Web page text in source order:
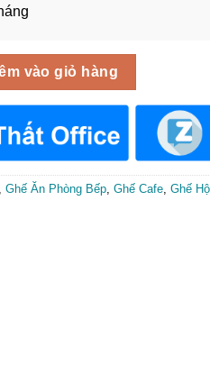
Văn Phòng GCF-097 số lượng
vào giỏ hàng
Ghế Ăn Phòng Bếp Ghế Cafe Ghế